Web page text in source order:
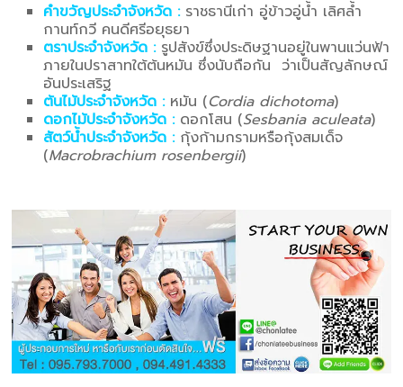
คำขวัญประจำจังหวัด : ราชธานีเก่า อู่ข้าวอู่น้ำ เลิศล้ำ
กานท์กวี คนดีศรีอยุธยา
ตราประจำจังหวัด : รูปสังข์ซึ่งประดิษฐานอยู่ในพานแว่นฟ้า
ภายในปราสาทใต้ต้นหมัน ซึ่งนับถือกัน ว่าเป็นสัญลักษณ์
อันประเสริฐ
ต้นไม้ประจำจังหวัด :หมัน (Cordia dichotoma)
ดอกไม้ประจำจังหวัด :ดอกโสน (Sesbania aculeata)
สัตว์น้ำประจำจังหวัด :กุ้งก้ามกรามหรือกุ้งสมเด็จ
(Macrobrachium rosenbergii)